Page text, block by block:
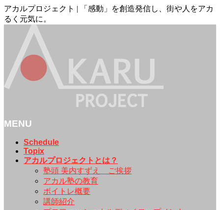
アカルプロジェクト | 「感動」を創造発信し、街や人をアカ
るく元気に。
MENU
Schedule
Topix
アカルプロジェクトとは？
塾頭 美内すずえ ご挨拶
アカル塾の教育
ボイトレ概要
講師紹介